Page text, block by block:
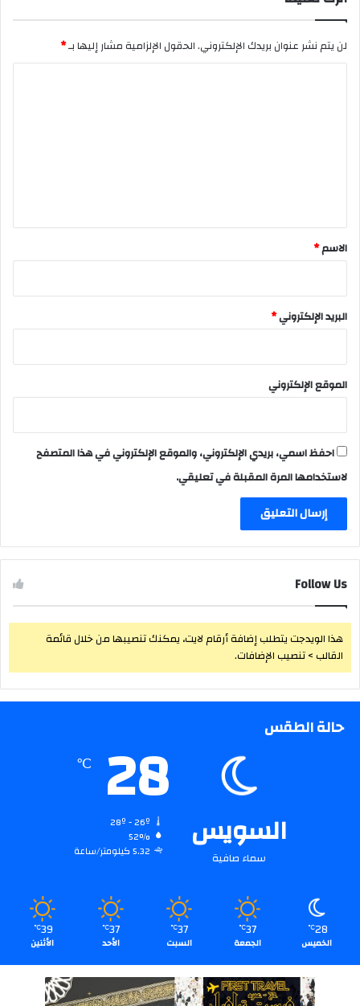
لن يتم نشر عنوان بريدك الإلكتروني.الحقول الإلزامية مشار إليها بـ*
*
الاسم*
البريد الإلكتروني*
الموقع الإلكتروني
احفظ اسمي، بريدي الإلكتروني، والموقع الإلكتروني في هذا المتصفح
لاستخدامها المرة المقبلة في تعليقي.
Follow Us
هذا الويدجت يتطلب إضافة أرقام لايت، يمكنك تنصيبها من خلال قائمة
القالب > تنصيب الإضافات.
حالة الطقس
السويس
سماء صافية
28
℃
52%
5.32 كيلومتر/ساعة
28
℃
الخميس
37
℃
الجمعة
37
℃
السبت
37
℃
الأحد
39
℃
الأثنين